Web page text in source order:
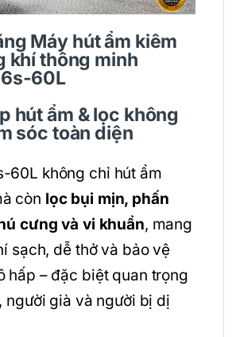
Máy hút ẩm kiêm
khí thông minh
60L
hút ẩm & lọc không
sóc toàn diện
60L không chỉ hút ẩm
còn lọc bụi mịn, phấn
cưng và vi khuẩn, mang
sạch, dễ thở và bảo vệ
hấp – đặc biệt quan trọng
người già và người bị dị